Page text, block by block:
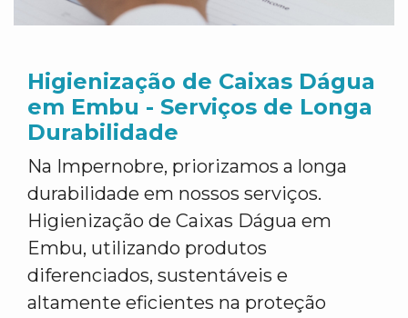
Higienização de Caixas Dágua
em Embu - Serviços de Longa
Durabilidade
Na Impernobre, priorizamos a longa
durabilidade em nossos serviços.
Higienização de Caixas Dágua em
Embu, utilizando produtos
diferenciados, sustentáveis e
altamente eficientes na proteção